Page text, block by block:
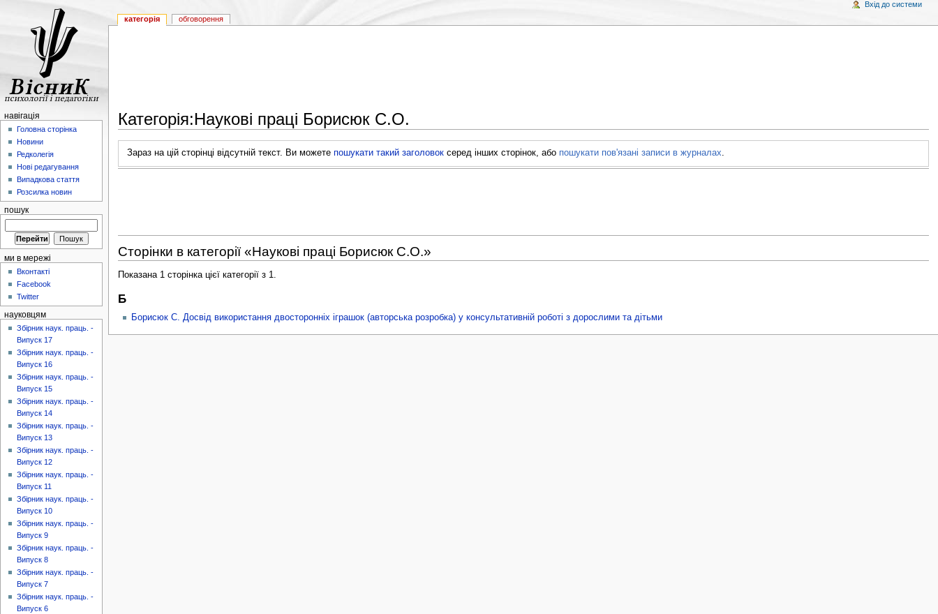
Категорія:Наукові праці Борисюк С.О.
Зараз на цій сторінці відсутній текст. Ви можетепошукати такий заголовок серед інших сторінок, або пошукати пов'язані записи в журналах.
Сторінки в категорії «Наукові праці Борисюк С.О.»
Показана 1 сторінка цієї категорії з 1.
Б
Борисюк С. Досвід використання двосторонніх іграшок (авторська розробка) у консультативній роботі з дорослими та дітьми
категорія обговорення
Вхід до системи
навігація
Головна сторінка
Новини
Редколегія
Нові редагування
Випадкова стаття
Розсилка новин
пошук
ми в мережі
Вконтакті
Facebook
Twitter
науковцям
Збірник наук. праць. -
Випуск 17
Збірник наук. праць. -
Випуск 16
Збірник наук. праць. -
Випуск 15
Збірник наук. праць. -
Випуск 14
Збірник наук. праць. -
Випуск 13
Збірник наук. праць. -
Випуск 12
Збірник наук. праць. -
Випуск 11
Збірник наук. праць. -
Випуск 10
Збірник наук. праць. -
Випуск 9
Збірник наук. праць. -
Випуск 8
Збірник наук. праць. -
Випуск 7
Збірник наук. праць. -
Випуск 6